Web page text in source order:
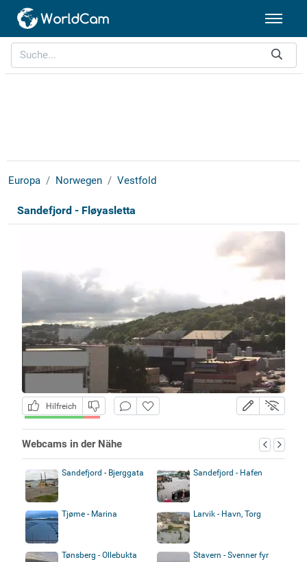
Europa Norwegen Vestfold
Sandefjord - Fløyasletta
Hilfreich
Webcams in der Nähe
Sandefjord - Bjerggata Sandefjord - Hafen
Tjøme - Marina Larvik - Havn, Torg
Tønsberg - Ollebukta
Stavern - Svenner fyr